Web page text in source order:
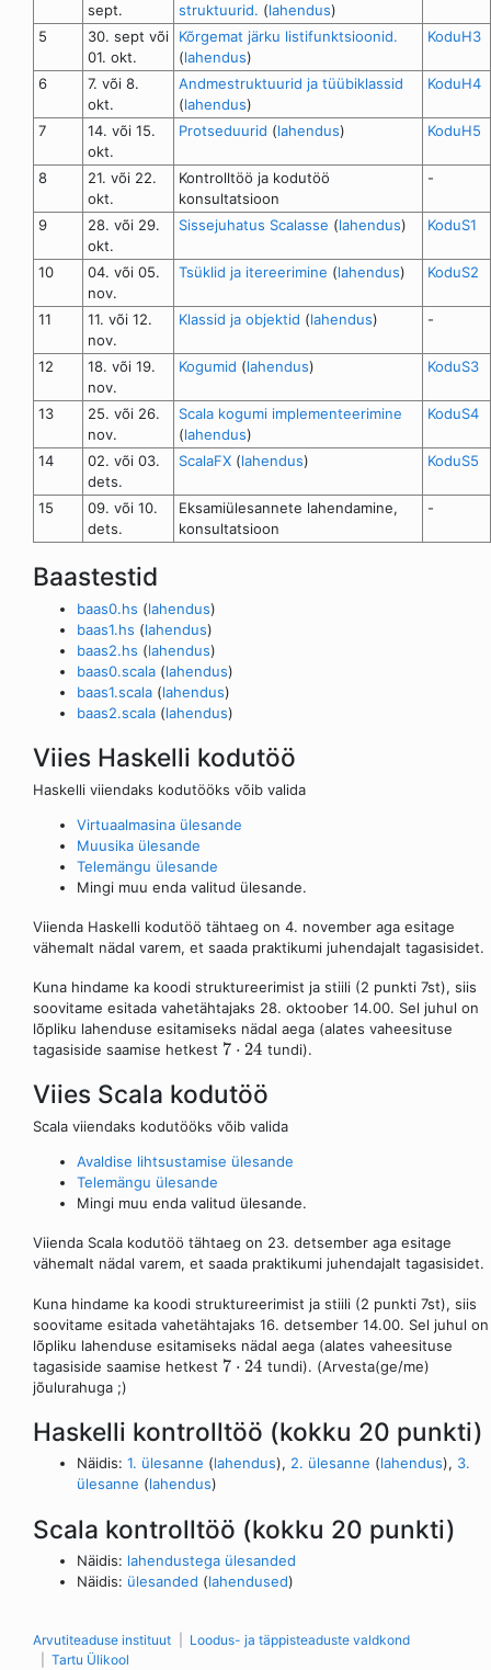
sept.
struktuurid. (lahendus)
5
30. sept või
01. okt.
Kõrgemat järku listifunktsioonid.
(lahendus)
KoduH3
6
7. või 8.
okt.
Andmestruktuurid ja tüübiklassid
(lahendus)
KoduH4
7
14. või 15.
okt.
Protseduurid (lahendus) KoduH5
8
21. või 22.
okt.
Kontrolltöö ja kodutöö
konsultatsioon
-
9
28. või 29.
okt.
Sissejuhatus Scalasse (lahendus) KoduS1
10
04. või 05.
nov.
Tsüklid ja itereerimine (lahendus) KoduS2
11
11. või 12.
nov.
Klassid ja objektid (lahendus) -
12
18. või 19.
nov.
Kogumid (lahendus) KoduS3
13
25. või 26.
nov.
Scala kogumi implementeerimine
(lahendus)
KoduS4
14
02. või 03.
dets.
ScalaFX (lahendus) KoduS5
15
09. või 10.
dets.
Eksamiülesannete lahendamine,
konsultatsioon
-
Baastestid
baas0.hs (lahendus)
baas1.hs (lahendus)
baas2.hs (lahendus)
baas0.scala (lahendus)
baas1.scala (lahendus)
baas2.scala (lahendus)
Viies Haskelli kodutöö
Haskelli viiendaks kodutööks võib valida
Virtuaalmasina ülesande
Muusika ülesande
Telemängu ülesande
Mingi muu enda valitud ülesande.
Viienda Haskelli kodutöö tähtaeg on 4. november aga esitage
vähemalt nädal varem, et saada praktikumi juhendajalt tagasisidet.
Kuna hindame ka koodi struktureerimist ja stiili (2 punkti 7st), siis
soovitame esitada vahetähtajaks 28. oktoober 14.00. Sel juhul on
lõpliku lahenduse esitamiseks nädal aega (alates vaheesituse
tagasiside saamise hetkest 7 ⋅ 24 tundi).
Viies Scala kodutöö
Scala viiendaks kodutööks võib valida
Avaldise lihtsustamise ülesande
Telemängu ülesande
Mingi muu enda valitud ülesande.
Viienda Scala kodutöö tähtaeg on 23. detsember aga esitage
vähemalt nädal varem, et saada praktikumi juhendajalt tagasisidet.
Kuna hindame ka koodi struktureerimist ja stiili (2 punkti 7st), siis
soovitame esitada vahetähtajaks 16. detsember 14.00. Sel juhul on
lõpliku lahenduse esitamiseks nädal aega (alates vaheesituse
tagasiside saamise hetkest 7 ⋅ 24 tundi). (Arvesta(ge/me)
jõulurahuga ;)
Haskelli kontrolltöö (kokku 20 punkti)
Näidis: 1. ülesanne (lahendus), 2. ülesanne (lahendus), 3.
ülesanne (lahendus)
Scala kontrolltöö (kokku 20 punkti)
Näidis: lahendustega ülesanded
Näidis: ülesanded (lahendused)
Arvutiteaduse instituut
Loodus- ja täppisteaduste valdkond
Tartu Ülikool